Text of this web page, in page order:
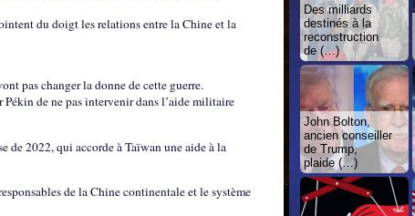
du doigt les relations entre la Chine et la
pas changer la donne de cette guerre.
de ne pas intervenir dans l’aide militaire
de 2022, qui accorde à Taïwan une aide à la
de la Chine continentale et le système
Des milliards
destinés à la
reconstruction
de (…)
John Bolton,
ancien conseiller
de Trump,
plaide (…)